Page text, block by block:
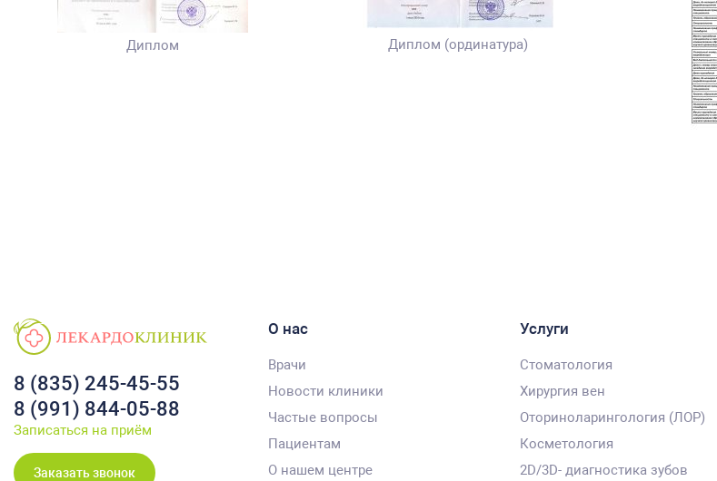
Диплом Диплом (ординатура)
8 (835) 245-45-55
8 (991) 844-05-88
Записаться на приём
Заказать звонок
О нас
Врачи
Новости клиники
Частые вопросы
Пациентам
О нашем центре
Услуги
Стоматология
Хирургия вен
Оториноларингология (ЛОР)
Косметология
2D/3D- диагностика зубов